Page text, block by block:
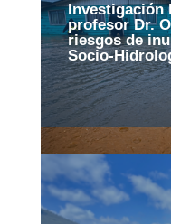
Investigación
profesor Dr.
riesgos de
Socio-